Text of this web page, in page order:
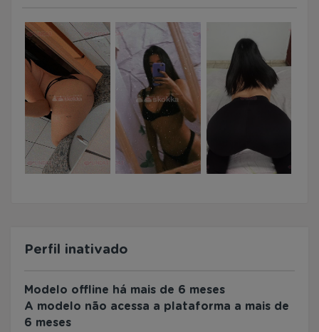
Perfil inativado
Modelo offline há mais de 6 meses
A modelo não acessa a plataforma a mais de
6 meses